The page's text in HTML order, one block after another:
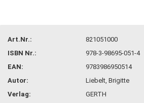
Art.Nr.:
821051000
ISBN Nr.:
978-3-98695-051-4
EAN:
9783986950514
Autor:
Liebelt, Brigitte
Verlag:
GERTH